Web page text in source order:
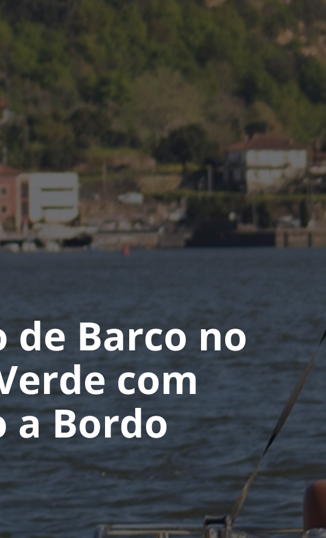
de Barco no
com
a Bordo